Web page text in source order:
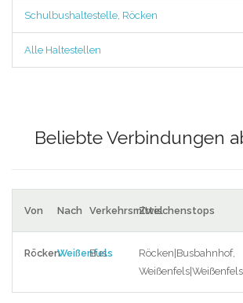
Schulbushaltestelle, Röcken
Alle Haltestellen
Beliebte Verbindungen
Von Nach VerkehrsmittelZwischenstops
RöckenWeißenfels
Bus
Röcken|Busbahnhof,
Weißenfels|Weißenfels